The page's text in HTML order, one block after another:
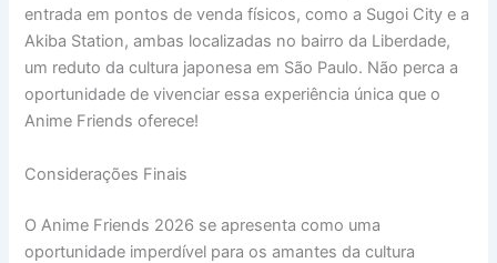
entrada em pontos de venda físicos, como a Sugoi City e a
Akiba Station, ambas localizadas no bairro da Liberdade,
um reduto da cultura japonesa em São Paulo. Não perca a
oportunidade de vivenciar essa experiência única que o
Anime Friends oferece!
Considerações Finais
O Anime Friends 2026 se apresenta como uma
oportunidade imperdível para os amantes da cultura